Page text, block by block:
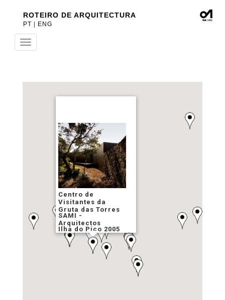
ROTEIRO DE ARQUITECTURA
PT ENG
Toggle
navigation
Centro de
Visitantes da
Gruta das Torres
SAMI -
Arquitectos
Ilha do Pico 2005